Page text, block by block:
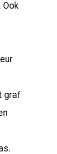
Ook
graf